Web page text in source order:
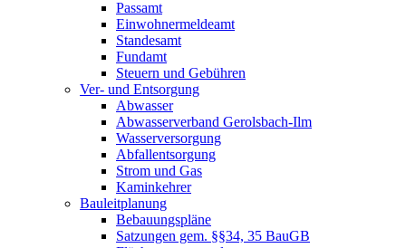
Passamt
Einwohnermeldeamt
Standesamt
Fundamt
Steuern und Gebühren
Ver- und Entsorgung
Abwasser
Abwasserverband Gerolsbach-Ilm
Wasserversorgung
Abfallentsorgung
Strom und Gas
Kaminkehrer
Bauleitplanung
Bebauungspläne
Satzungen gem. §§34, 35 BauGB